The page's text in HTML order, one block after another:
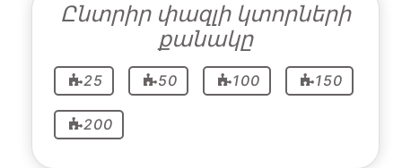
Ընտրիր փազլի կտորների
քանակը
25 50 100 150
200